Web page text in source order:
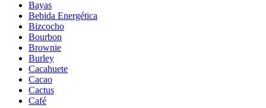
Bayas
Bebida Energética
Bizcocho
Bourbon
Brownie
Burley
Cacahuete
Cacao
Cactus
Café